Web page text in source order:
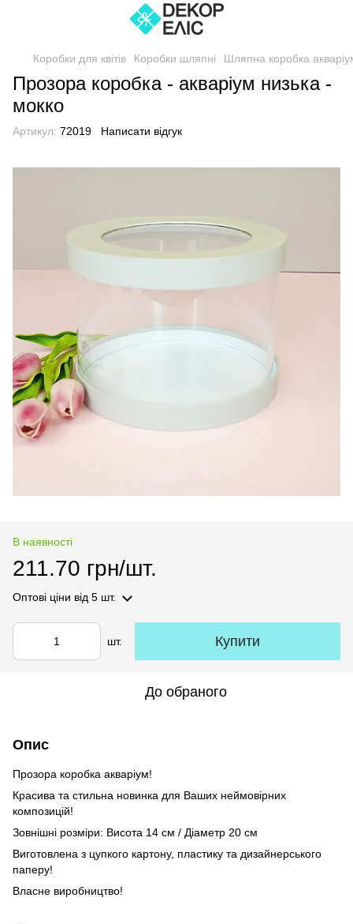
Коробки для квітів Коробки шляпні Шляпна коробка
Прозора коробка - акваріум низька -
мокко
Артикул: 72019 Написати відгук
В наявності
211.70 грн/шт.
Оптові ціни від 5 шт.
шт. Купити
До обраного
Опис
Прозора коробка акваріум!
Красива та стильна новинка для Ваших неймовірних
композицій!
Зовнішні розміри: Висота 14 см / Діаметр 20 см
Виготовлена з цупкого картону, пластику та дизайнерського
паперу!
Власне виробництво!